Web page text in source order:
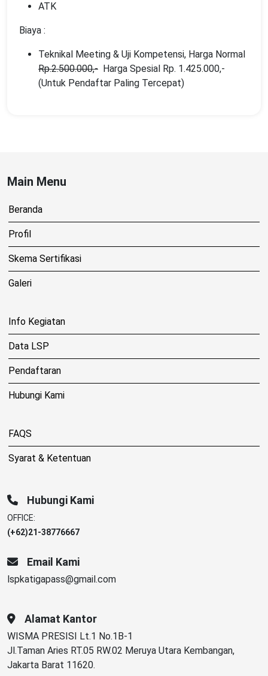
ATK
Biaya :
Teknikal Meeting & Uji Kompetensi, Harga Normal
Rp.2.500.000,- Harga Spesial Rp. 1.425.000,-
(Untuk Pendaftar Paling Tercepat)
Main Menu
Beranda
Profil
Skema Sertifikasi
Galeri
Info Kegiatan
Data LSP
Pendaftaran
Hubungi Kami
FAQS
Syarat & Ketentuan
Hubungi Kami
OFFICE:
(+62)21-38776667
Email Kami
lspkatigapass@gmail.com
Alamat Kantor
WISMA PRESISI Lt.1 No.1B-1
Jl.Taman Aries RT.05 RW.02 Meruya Utara Kembangan,
Jakarta Barat 11620.